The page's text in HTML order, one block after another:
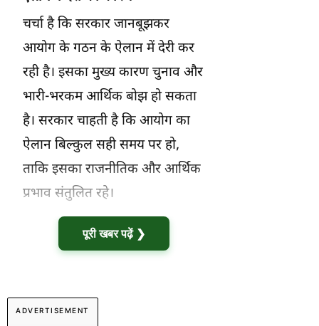
चर्चा है कि सरकार जानबूझकर
आयोग के गठन के ऐलान में देरी कर
रही है। इसका मुख्य कारण चुनाव और
भारी-भरकम आर्थिक बोझ हो सकता
है। सरकार चाहती है कि आयोग का
ऐलान बिल्कुल सही समय पर हो,
ताकि इसका राजनीतिक और आर्थिक
प्रभाव संतुलित रहे।
पूरी खबर पढ़ें ❯
ADVERTISEMENT